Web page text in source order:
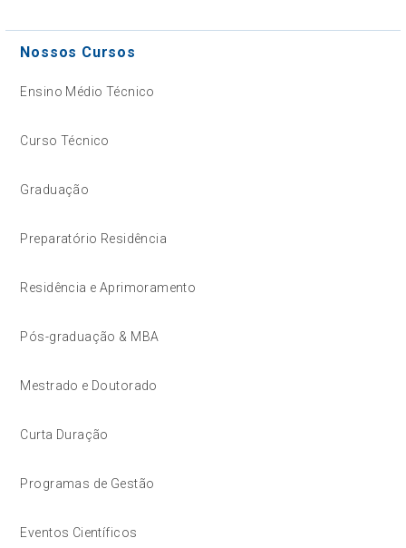
Nossos Cursos
Ensino Médio Técnico
Curso Técnico
Graduação
Preparatório Residência
Residência e Aprimoramento
Pós-graduação & MBA
Mestrado e Doutorado
Curta Duração
Programas de Gestão
Eventos Científicos